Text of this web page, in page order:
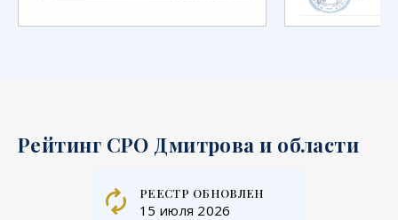
Рейтинг СРО Дмитрова и области
реестр обновлен
15 июля 2026